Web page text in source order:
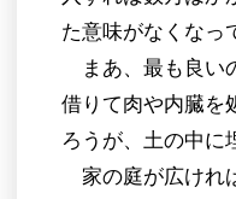
た意味がなくなっ
まあ、最も良い
借りて肉や内臓を
ろうが、土の中に
家の庭が広けれ